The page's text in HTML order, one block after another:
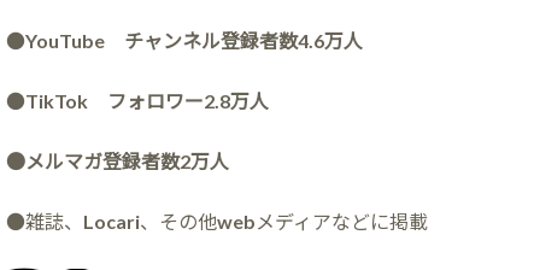
●YouTube チャンネル登録者数4.6万人
●TikTok フォロワー2.8万人
●メルマガ登録者数2万人
●雑誌、Locari、その他webメディアなどに掲載